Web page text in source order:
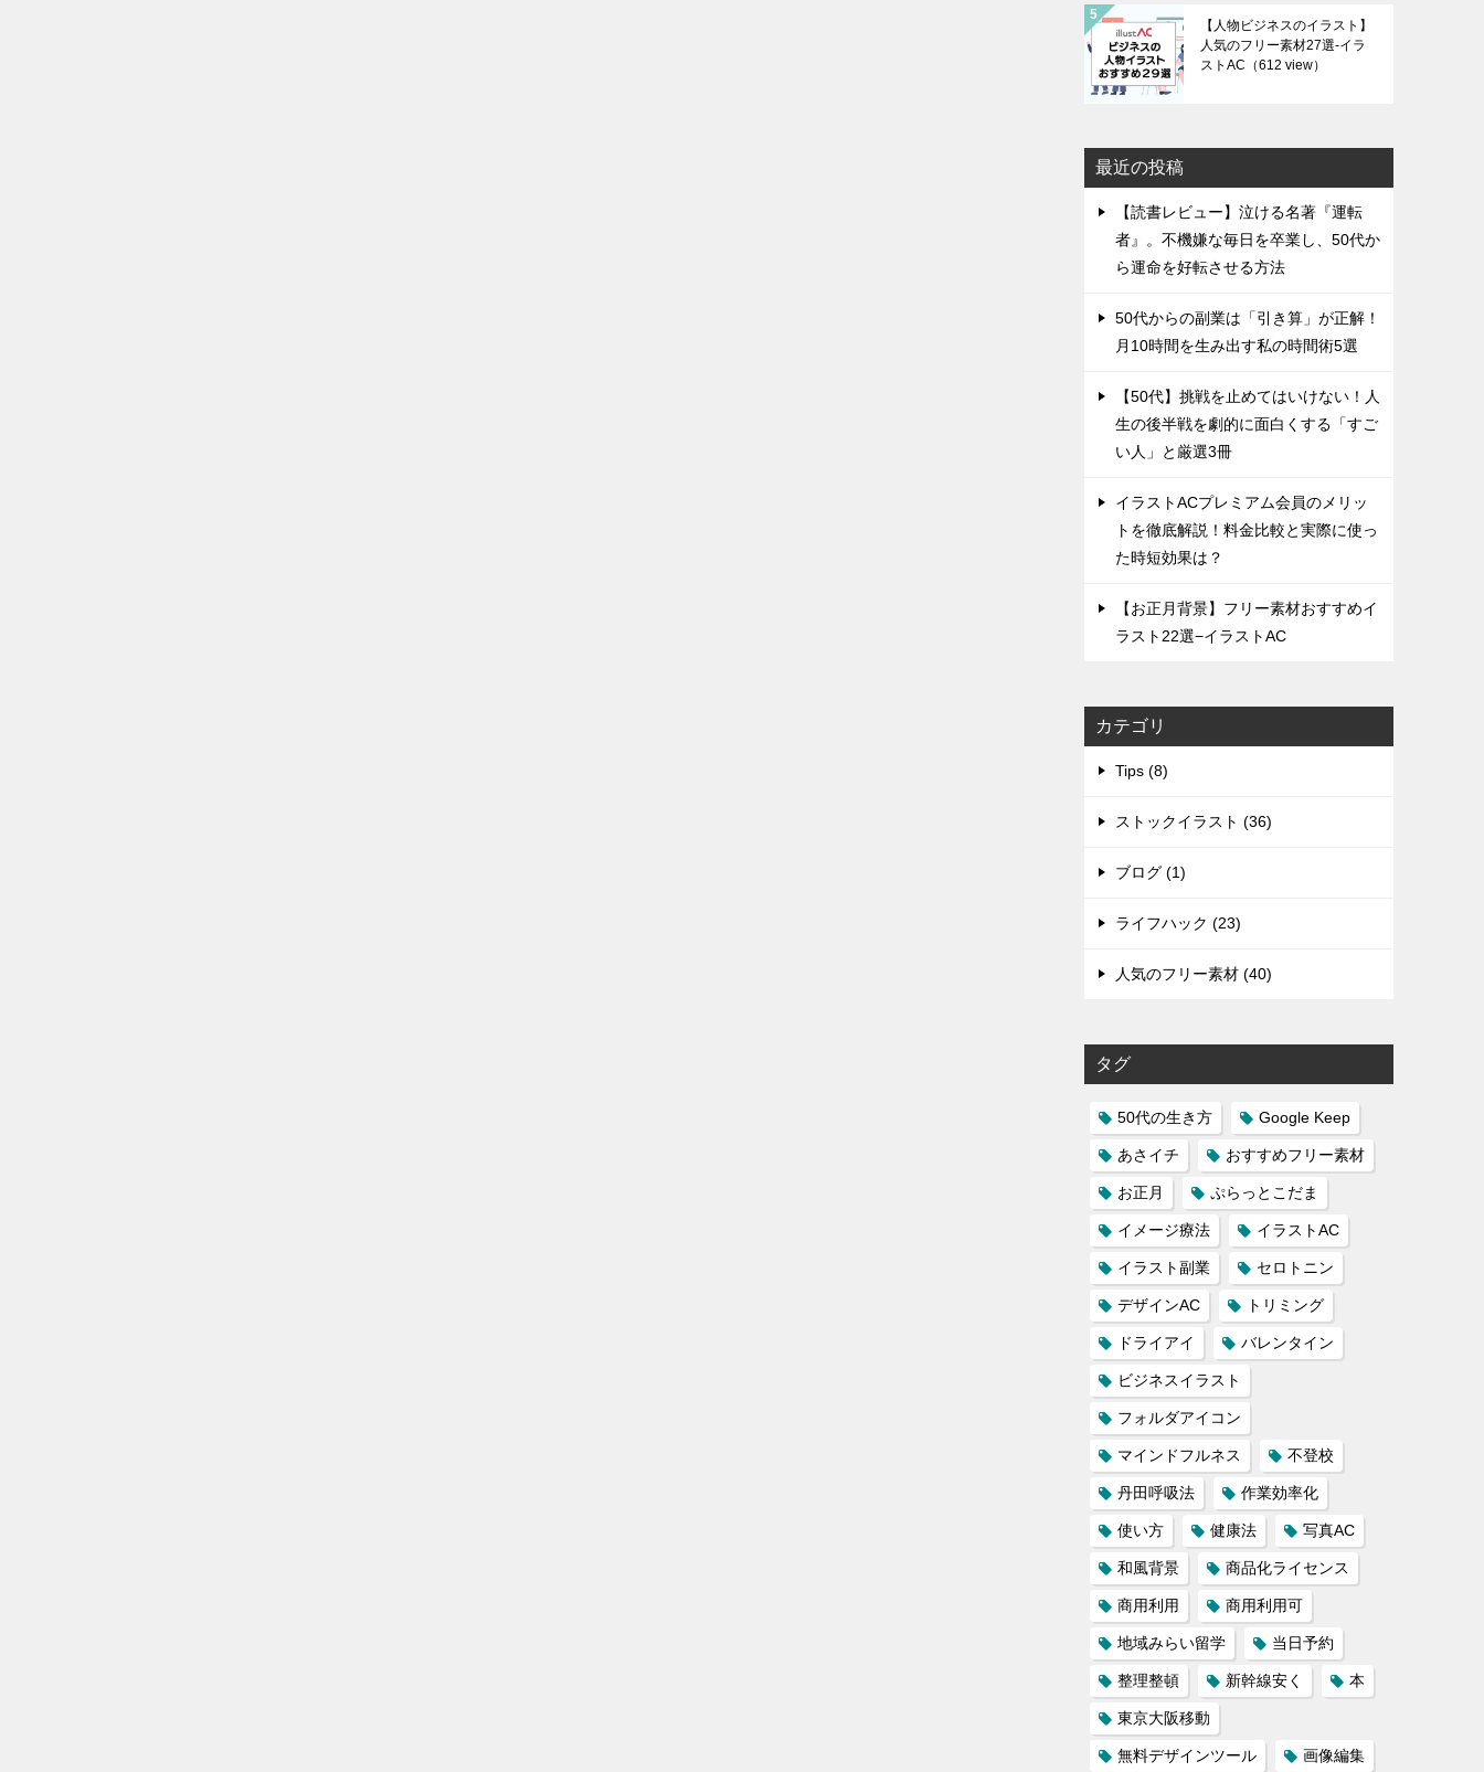
【人物ビジネスのイラスト】
人気のフリー素材27選-イラ
ストAC （612 view）
最近の投稿
【読書レビュー】泣ける名著『運転
者』。不機嫌な毎日を卒業し、50代か
ら運命を好転させる方法
50代からの副業は「引き算」が正解！
月10時間を生み出す私の時間術5選
【50代】挑戦を止めてはいけない！人
生の後半戦を劇的に面白くする「すご
い人」と厳選3冊
イラストACプレミアム会員のメリッ
トを徹底解説！料金比較と実際に使っ
た時短効果は？
【お正月背景】フリー素材おすすめイ
ラスト22選−イラストAC
カテゴリ
Tips (8)
ストックイラスト (36)
ブログ (1)
ライフハック (23)
人気のフリー素材 (40)
タグ
50代の生き方 Google Keep
あさイチ おすすめフリー素材
お正月 ぷらっとこだま
イメージ療法 イラストAC
イラスト副業 セロトニン
デザインAC トリミング
ドライアイ バレンタイン
ビジネスイラスト
フォルダアイコン
マインドフルネス 不登校
丹田呼吸法 作業効率化
使い方 健康法 写真AC
和風背景 商品化ライセンス
商用利用 商用利用可
地域みらい留学 当日予約
整理整頓 新幹線安く 本
東京大阪移動
無料デザインツール 画像編集